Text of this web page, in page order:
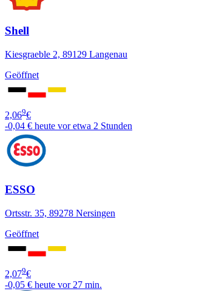
Shell
Kiesgraeble 2, 89129 Langenau
Geöffnet
2,069€
-0,04 € heute vor etwa 2 Stunden
ESSO
Ortsstr. 35, 89278 Nersingen
Geöffnet
2,079€
-0,05 € heute vor 27 min.